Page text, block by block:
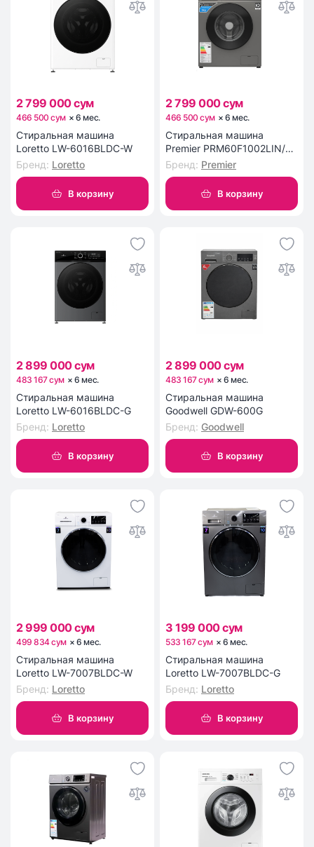
2 799 000 сум
466 500 сум ×6 мес.
Стиральная машина
Loretto LW-6016BLDC-W
Бренд: Loretto
В корзину
2 799 000 сум
466 500 сум ×6 мес.
Стиральная машина
Premier PRM60F1002LIN/G
6 кг
Бренд: Premier
В корзину
2 899 000 сум
483 167 сум ×6 мес.
Стиральная машина
Loretto LW-6016BLDC-G
Бренд: Loretto
В корзину
2 899 000 сум
483 167 сум ×6 мес.
Стиральная машина
Goodwell GDW-600G
Бренд: Goodwell
В корзину
2 999 000 сум
499 834 сум ×6 мес.
Стиральная машина
Loretto LW-7007BLDC-W
Бренд: Loretto
В корзину
3 199 000 сум
533 167 сум ×6 мес.
Стиральная машина
Loretto LW-7007BLDC-G
Бренд: Loretto
В корзину